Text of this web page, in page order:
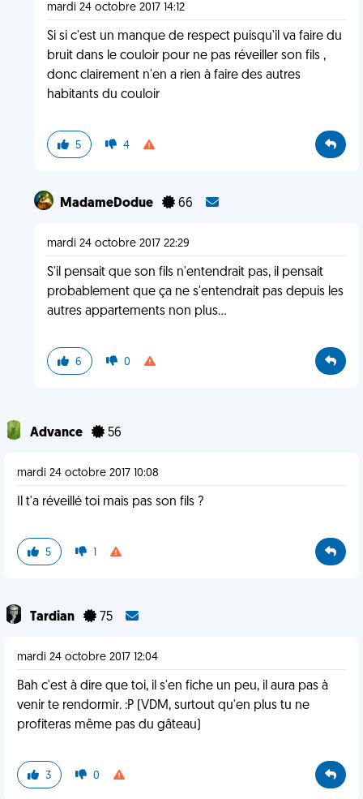
mardi 24 octobre 2017 14:12
Si si c'est un manque de respect puisqu'il va faire du
bruit dans le couloir pour ne pas réveiller son fils ,
donc clairement n'en a rien à faire des autres
habitants du couloir
5 4
MadameDodue 66
mardi 24 octobre 2017 22:29
S'il pensait que son fils n'entendrait pas, il pensait
probablement que ça ne s'entendrait pas depuis les
autres appartements non plus...
6 0
Advance 56
mardi 24 octobre 2017 10:08
Il t'a réveillé toi mais pas son fils ?
5 1
Tardian 75
mardi 24 octobre 2017 12:04
Bah c'est à dire que toi, il s'en fiche un peu, il aura pas à
venir te rendormir. :P (VDM, surtout qu'en plus tu ne
profiteras même pas du gâteau)
3 0